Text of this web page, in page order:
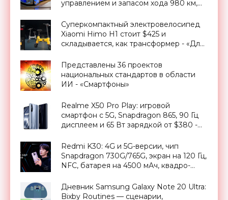
управлением и запасом хода 980 км,
«Транспорт»
Суперкомпактный электровелосипед
Xiaomi Himo H1 стоит $425 и
складывается, как трансформер - «Для
Представлены 36 проектов
национальных стандартов в области
ИИ - «Смартфоны»
Realme X50 Pro Play: игровой
смартфон с 5G, Snapdragon 865, 90 Гц
дисплеем и 65 Вт зарядкой от $380 -
Redmi K30: 4G и 5G-версии, чип
Snapdragon 730G/765G, экран на 120 Гц,
NFC, батарея на 4500 мАч, квадро-
«Смартфоны»
Дневник Samsung Galaxy Note 20 Ultra:
Bixby Routines — сценарии,